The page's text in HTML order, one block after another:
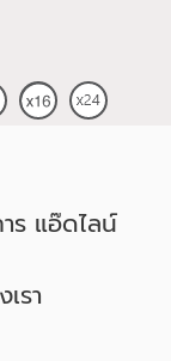
ร แอ๊ดไลน์
รา